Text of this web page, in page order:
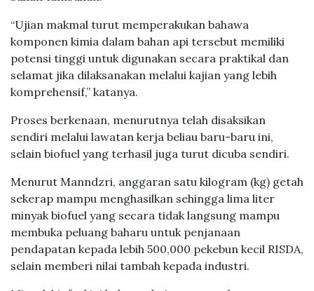
“Ujian makmal turut memperakukan bahawa
komponen kimia dalam bahan api tersebut memiliki
potensi tinggi untuk digunakan secara praktikal dan
selamat jika dilaksanakan melalui kajian yang lebih
komprehensif,” katanya.
Proses berkenaan, menurutnya telah disaksikan
sendiri melalui lawatan kerja beliau baru-baru ini,
selain biofuel yang terhasil juga turut dicuba sendiri.
Menurut Manndzri, anggaran satu kilogram (kg) getah
sekerap mampu menghasilkan sehingga lima liter
minyak biofuel yang secara tidak langsung mampu
membuka peluang baharu untuk penjanaan
pendapatan kepada lebih 500,000 pekebun kecil RISDA,
selain memberi nilai tambah kepada industri.